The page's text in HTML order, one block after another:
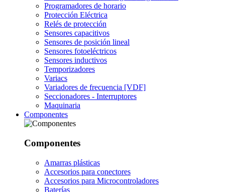
Programadores de horario
Protección Eléctrica
Relés de protección
Sensores capacitivos
Sensores de posición lineal
Sensores fotoeléctricos
Sensores inductivos
Temporizadores
Variacs
Variadores de frecuencia [VDF]
Seccionadores - Interruptores
Maquinaria
Componentes
Componentes
Amarras plásticas
Accesorios para conectores
Accesorios para Microcontroladores
Baterías